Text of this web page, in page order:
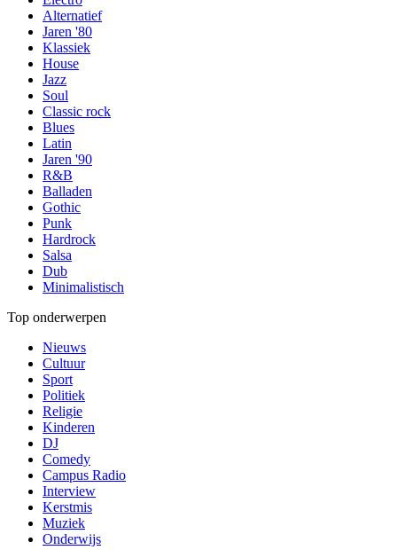
Alternatief
Jaren '80
Klassiek
House
Jazz
Soul
Classic rock
Blues
Latin
Jaren '90
R&B
Balladen
Gothic
Punk
Hardrock
Salsa
Dub
Minimalistisch
Top onderwerpen
Nieuws
Cultuur
Sport
Politiek
Religie
Kinderen
DJ
Comedy
Campus Radio
Interview
Kerstmis
Muziek
Onderwijs